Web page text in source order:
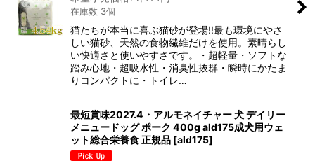
在庫数 3個
猫たちが本当に喜ぶ猫砂が登場!!最も環境にやさ
しい猫砂、天然の食物繊維だけを使用。素晴らし
い快適さと使いやすさです。・超軽量・ソフトな
踏み心地・超吸水性・消臭性抜群・瞬時にかたま
りコンパクトに・トイレ…
最短賞味2027.4・アルモネイチャー 犬 デイリー
メニュードッグ ポーク 400g ald175成犬用ウェ
ット総合栄養食 正規品 [ald175]